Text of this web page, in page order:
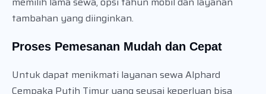
tambahan yang diinginkan.
Proses Pemesanan Mudah dan Cepat
Untuk dapat menikmati layanan sewa Alphard
Cempaka Putih Timur yang seusai keperluan bisa